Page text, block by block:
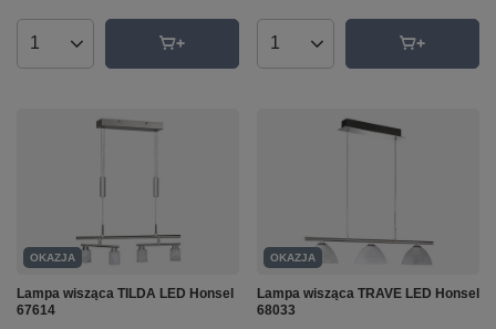
Ilość produktów Ilość produktów
OKAZJA
Lampa wisząca TILDA LED Honsel
67614
OKAZJA
Lampa wisząca TRAVE LED Honsel
68033